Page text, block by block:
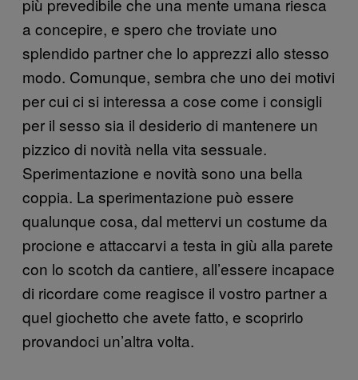
a concepire, e spero che troviate uno
splendido partner che lo apprezzi allo stesso
modo. Comunque, sembra che uno dei motivi
per cui ci si interessa a cose come i consigli
per il sesso sia il desiderio di mantenere un
pizzico di novità nella vita sessuale.
Sperimentazione e novità sono una bella
coppia. La sperimentazione può essere
qualunque cosa, dal mettervi un costume da
procione e attaccarvi a testa in giù alla parete
con lo scotch da cantiere, all’essere incapace
di ricordare come reagisce il vostro partner a
quel giochetto che avete fatto, e scoprirlo
provandoci un’altra volta.